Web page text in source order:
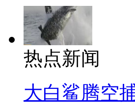
热点新闻
大白鲨腾空